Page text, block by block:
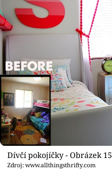
Dívčí pokojíčky - Obrázek 15
Zdroj: www.allthingsthrifty.com